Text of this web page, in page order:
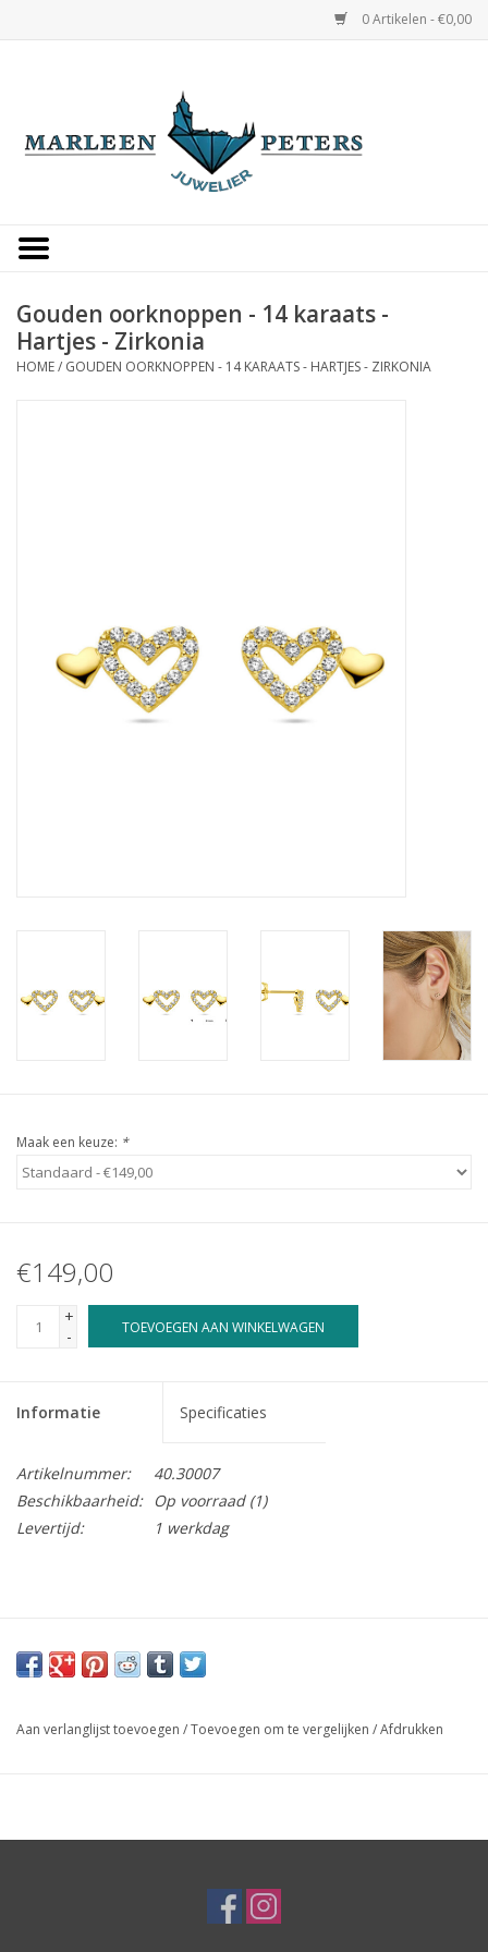
0 Artikelen - €0,00
Occasions
Gouden oorknoppen - 14 karaats -
Hartjes - Zirkonia
HOME/ GOUDEN OORKNOPPEN - 14 KARAATS - HARTJES - ZIRKONIA
Maak een keuze: *
€149,00
+
-
TOEVOEGEN AAN WINKELWAGEN
Informatie Specificaties
Artikelnummer:
40.30007
Beschikbaarheid:
Op voorraad(1)
Levertijd:
1 werkdag
Aan verlanglijst toevoegen /Toevoegen om te vergelijken /Afdrukken